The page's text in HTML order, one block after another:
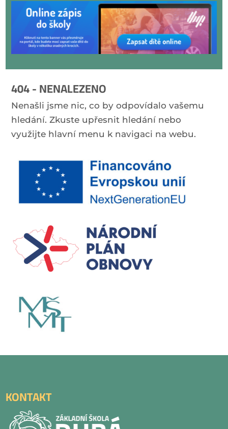
404 - NENALEZENO
Nenašli jsme nic, co by odpovídalo vašemu
hledání. Zkuste upřesnit hledání nebo
využijte hlavní menu k navigaci na webu.
KONTAKT